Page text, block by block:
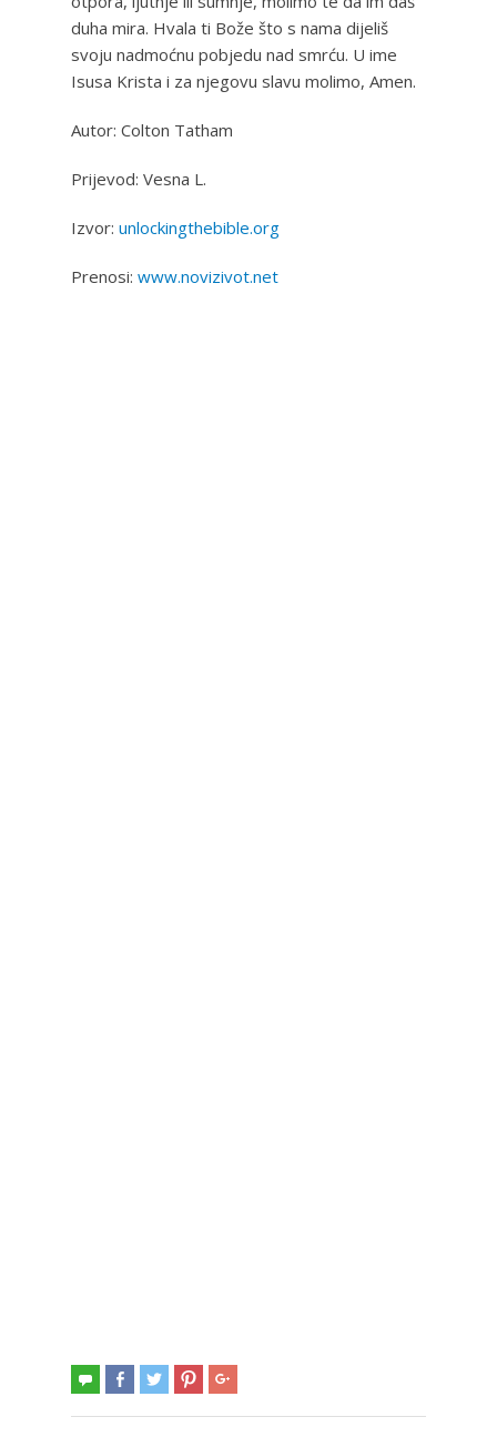
duha mira. Hvala ti Bože što s nama dijeliš
svoju nadmoćnu pobjedu nad smrću. U ime
Isusa Krista i za njegovu slavu molimo, Amen.
Autor: Colton Tatham
Prijevod: Vesna L.
Izvor: unlockingthebible.org
Prenosi: www.novizivot.net